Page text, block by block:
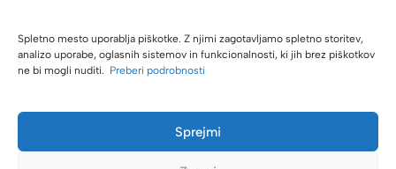
Spletno mesto uporablja piškotke. Z njimi zagotavljamo spletno storitev,
analizo uporabe, oglasnih sistemov in funkcionalnosti, ki jih brez piškotkov
ne bi mogli nuditi. Preberi podrobnosti
Sprejmi
DODAJ V KOŠARICO
DODAJ V KOŠARICO